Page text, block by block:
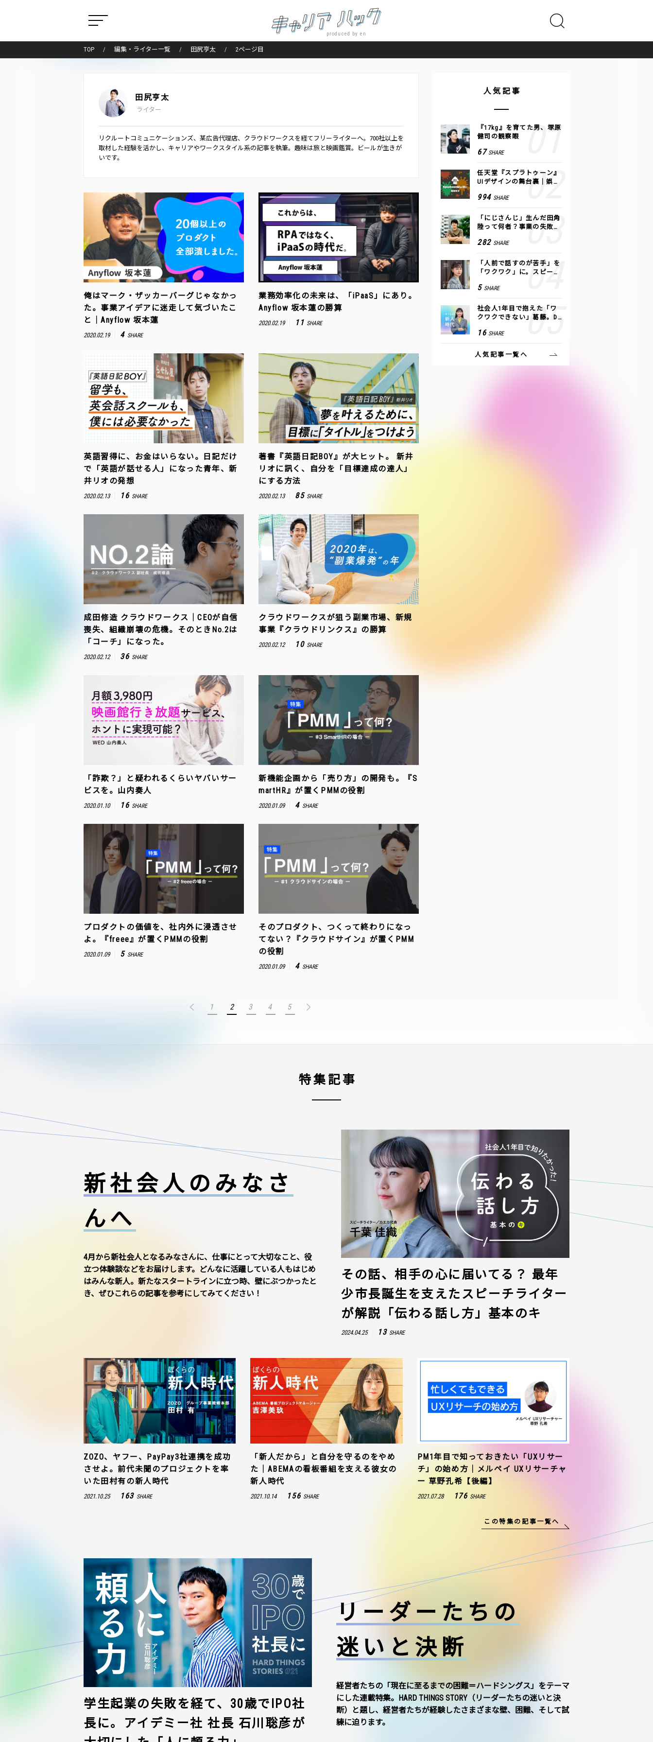
produced by en
TOP 編集・ライター一覧 田尻亨太 2ページ目
田尻亨太
ライター
リクルートコミュニケーションズ、某広告代理店、クラウドワークスを経てフリーライターへ。700社以上を
取材した経験を活かし、キャリアやワークスタイル系の記事を執筆。趣味は旅と映画鑑賞。ビールが生きが
いです。
俺はマーク・ザッカーバーグじゃなかっ
た。事業アイデアに迷走して気づいたこ
と｜Anyflow 坂本蓮
2020.02.19 4 SHARE
業務効率化の未来は、「iPaaS」にあり。
Anyflow 坂本蓮の勝算
2020.02.19 11 SHARE
英語習得に、お金はいらない。日記だけ
で「英語が話せる人」になった青年、新
井リオの発想
2020.02.13 16 SHARE
著書『英語日記BOY』が大ヒット。 新井
リオに訊く、自分を「目標達成の達人」
にする方法
2020.02.13 85 SHARE
成田修造 クラウドワークス｜CEOが自信
喪失、組織崩壊の危機。そのときNo.2は
「コーチ」になった。
2020.02.12 36 SHARE
クラウドワークスが狙う副業市場、新規
事業『クラウドリンクス』の勝算
2020.02.12 10 SHARE
「詐欺？」と疑われるくらいヤバいサー
ビスを。山内奏人
2020.01.10 16 SHARE
新機能企画から「売り方」の開発も。『S
martHR』が置くPMMの役割
2020.01.09 4 SHARE
プロダクトの価値を、社内外に浸透させ
よ。『freee』が置くPMMの役割
2020.01.09 5 SHARE
そのプロダクト、つくって終わりになっ
てない？『クラウドサイン』が置くPMM
の役割
2020.01.09 4 SHARE
1 2 3 4 5
人気記事
『17kg』を育てた男、塚原
健司の観察眼
67 SHARE
任天堂『スプラトゥーン』
UIデザインの舞台裏｜娯楽
994 SHARE
「にじさんじ」生んだ田角
陸って何者？事業の失敗
COLOR
282 SHARE
「人前で話すのが苦手」を
「ワクワク」に。スピーチ
方トレーニング」に込めた
5 SHARE
社会人1年目で抱えた「ワ
クワクできない」葛藤。De
つけた、私の生きる道
16 SHARE
人気記事一覧へ
特集記事
新社会人のみなさ
んへ
4月から新社会人となるみなさんに、仕事にとって大切なこと、役
立つ体験談などをお届けします。どんなに活躍している人もはじめ
はみんな新人。新たなスタートラインに立つ時、壁にぶつかったと
き、ぜひこれらの記事を参考にしてみてください！
その話、相手の心に届いてる？ 最年
少市長誕生を支えたスピーチライター
が解説「伝わる話し方」基本のキ
2024.04.25 13 SHARE
ZOZO、ヤフー、PayPay3社連携を成功
させよ。前代未聞のプロジェクトを率
いた田村有の新人時代
2021.10.25 163 SHARE
「新人だから」と自分を守るのをやめ
た｜ABEMAの看板番組を支える彼女の
新人時代
2021.10.14 156 SHARE
PM1年目で知っておきたい「UXリサー
チ」の始め方｜メルペイ UXリサーチャ
ー 草野孔希【後編】
2021.07.28 176 SHARE
この特集の記事一覧へ
リーダーたちの
迷いと決断
経営者たちの「現在に至るまでの困難＝ハードシングス」をテーマ
にした連載特集。HARD THINGS STORY（リーダーたちの迷いと決
断）と題し、経営者たちが経験したさまざまな壁、困難、そして試
練に迫ります。
学生起業の失敗を経て、30歳でIPO社
長に。アイデミー社 社長 石川聡彦が